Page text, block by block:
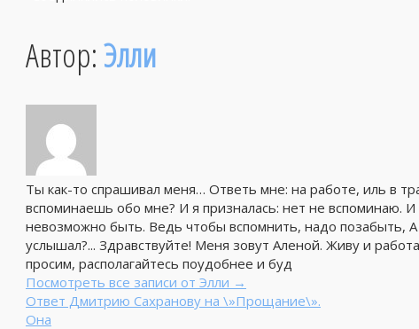
Автор:Элли
Ты как-то спрашивал меня… Ответь мне: на работе, иль в
вспоминаешь обо мне? И я призналась: нет не вспоминаю.
невозможно быть. Ведь чтобы вспомнить, надо позабыть,
услышал?... Здравствуйте! Меня зовут Аленой. Живу и
просим, располагайтесь поудобнее и буд
Посмотреть все записи от Элли →
Ответ Дмитрию Сахранову на \»Прощание\».
Она